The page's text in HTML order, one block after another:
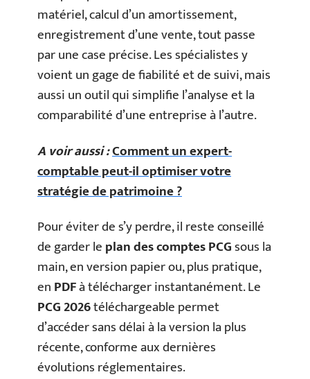
matériel, calcul d’un amortissement,
enregistrement d’une vente, tout passe
par une case précise. Les spécialistes y
voient un gage de fiabilité et de suivi, mais
aussi un outil qui simplifie l’analyse et la
comparabilité d’une entreprise à l’autre.
A voir aussi :Comment un expert-
comptable peut-il optimiser votre
stratégie de patrimoine ?
Pour éviter de s’y perdre, il reste conseillé
de garder leplan des comptes PCGsous la
main, en version papier ou, plus pratique,
enPDFà télécharger instantanément. Le
PCG 2026téléchargeable permet
d’accéder sans délai à la version la plus
récente, conforme aux dernières
évolutions réglementaires.